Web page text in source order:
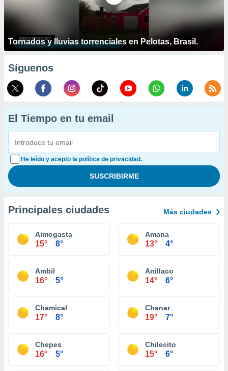
Tornados y lluvias torrenciales en Pelotas, Brasil.
Síguenos
El Tiempo en tu email
He leído y acepto la política de privacidad.
Principales ciudades Más ciudades
Aimogasta
15° 8°
Amana
13° 4°
Ambil
16° 5°
Anillaco
14° 6°
Chamical
17° 8°
Chanar
19° 7°
Chepes
16° 5°
Chilecito
15° 6°